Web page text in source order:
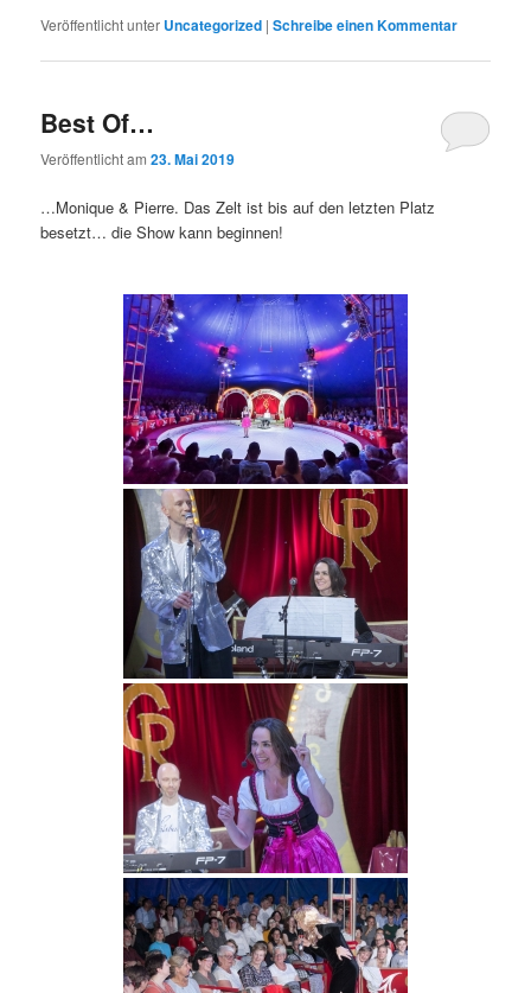
Veröffentlicht unter Uncategorized |Schreibe einen Kommentar
Best Of…
Veröffentlicht am23. Mai 2019
…Monique & Pierre. Das Zelt ist bis auf den letzten Platz
besetzt… die Show kann beginnen!